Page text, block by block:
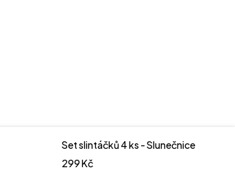
Set slintáčků 4 ks - Slunečnice
299Kč